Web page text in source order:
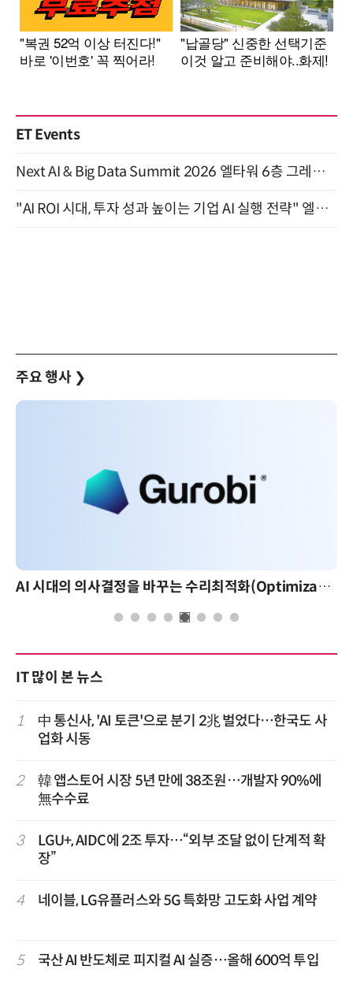
ET Events
Next AI & Big Data Summit 2026 엘타워 6층 그레이스홀 개최 (9/18)
"AI ROI 시대, 투자 성과 높이는 기업 AI 실행 전략" 엘타워 6층 (9월 18일)
주요 행사 ❯
AI 시대의 의사결정을 바꾸는 수리최적화(Optimization): 실제 산업 적용 사례와 활용 전략
IT 많이 본 뉴스
1
中 통신사, 'AI 토큰'으로 분기 2兆 벌었다…한국도 사
업화 시동
2
韓 앱스토어 시장 5년 만에 38조원…개발자 90%에
無수수료
3
LGU+, AIDC에 2조 투자…“외부 조달 없이 단계적 확
장”
4 네이블, LG유플러스와 5G 특화망 고도화 사업 계약
5 국산 AI 반도체로 피지컬 AI 실증…올해 600억 투입